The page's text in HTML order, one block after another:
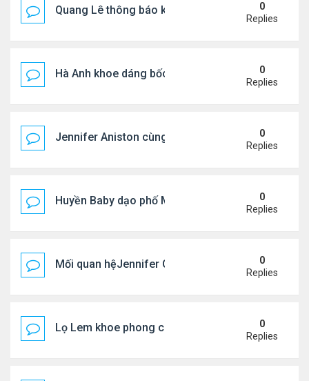
Quang Lê thông báo khẩn cấp
0
Replies
Hà Anh khoe dáng bốc lửa của ở Maldives
0
Replies
Jennifer Aniston cùng bạn trai nghỉ dưỡng trên du
0
Replies
Huyền Baby dạo phố Mỹ
0
Replies
Mối quan hệJennifer Garner và mẹ chồng cũ
0
Replies
Lọ Lem khoe phong cách ở New York
0
Replies